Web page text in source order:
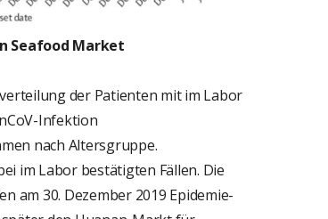
Seafood Market
der Patienten mit im Labor
Infektion
nach Altersgruppe.
im Labor bestätigten Fällen. Die
am 30. Dezember 2019 Epidemie-